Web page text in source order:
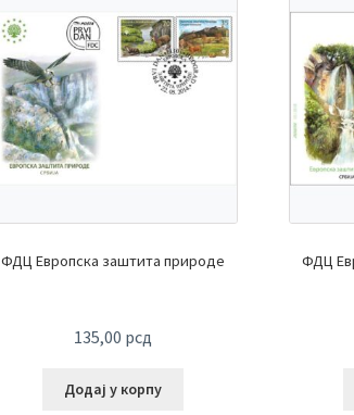
ФДЦ Европска заштита природе
135,00 рсд
Додај у корпу
ФДЦ